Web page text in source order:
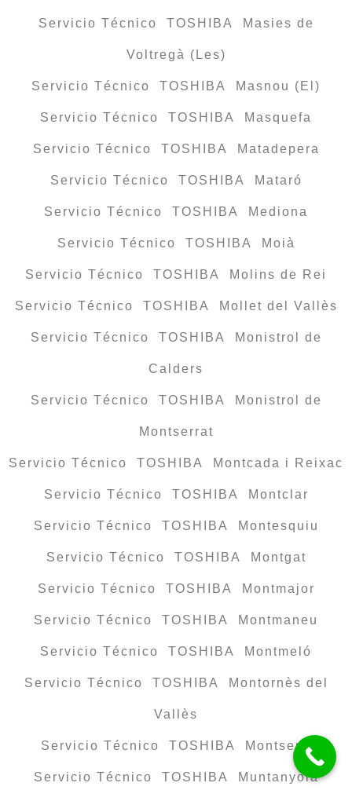
Servicio Técnico TOSHIBA Masies de
Voltregà (Les)
Servicio Técnico TOSHIBA Masnou (El)
Servicio Técnico TOSHIBA Masquefa
Servicio Técnico TOSHIBA Matadepera
Servicio Técnico TOSHIBA Mataró
Servicio Técnico TOSHIBA Mediona
Servicio Técnico TOSHIBA Moià
Servicio Técnico TOSHIBA Molins de Rei
Servicio Técnico TOSHIBA Mollet del Vallès
Servicio Técnico TOSHIBA Monistrol de
Calders
Servicio Técnico TOSHIBA Monistrol de
Montserrat
Servicio Técnico TOSHIBA Montcada i Reixac
Servicio Técnico TOSHIBA Montclar
Servicio Técnico TOSHIBA Montesquiu
Servicio Técnico TOSHIBA Montgat
Servicio Técnico TOSHIBA Montmajor
Servicio Técnico TOSHIBA Montmaneu
Servicio Técnico TOSHIBA Montmeló
Servicio Técnico TOSHIBA Montornès del
Vallès
Servicio Técnico TOSHIBA Montseny
Servicio Técnico TOSHIBA Muntanyola